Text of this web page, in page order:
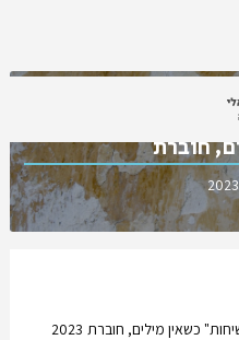
פתוחה - "שיחות"
חוברת
כשאין מילים, חוברת 2023